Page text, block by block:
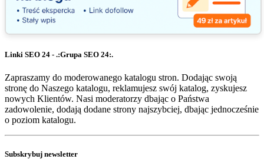
Linki SEO 24 - .:Grupa SEO 24:.
Zapraszamy do moderowanego katalogu stron. Dodając swoją
stronę do Naszego katalogu, reklamujesz swój katalog, zyskujesz
nowych Klientów. Nasi moderatorzy dbając o Państwa
zadowolenie, dodają dodane strony najszybciej, dbając jednocześnie
o poziom katalogu.
Subskrybuj newsletter